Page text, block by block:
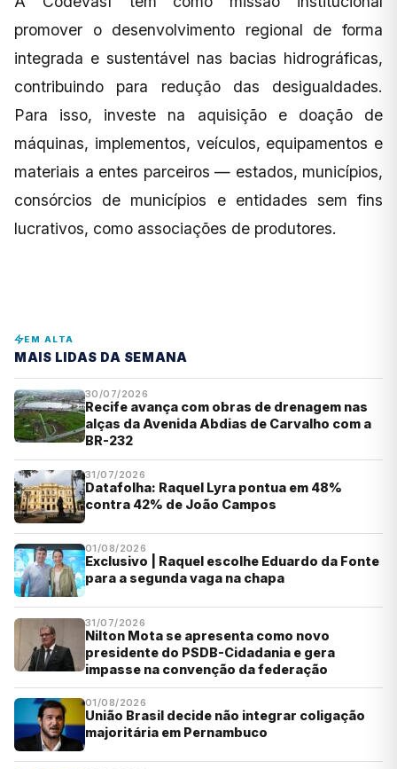
promover o desenvolvimento regional de forma
integrada e sustentável nas bacias hidrográficas,
contribuindo para redução das desigualdades.
Para isso, investe na aquisição e doação de
máquinas, implementos, veículos, equipamentos e
materiais a entes parceiros — estados, municípios,
consórcios de municípios e entidades sem fins
lucrativos, como associações de produtores.
EM ALTA
MAIS LIDAS DA SEMANA
30/07/2026
Recife avança com obras de drenagem nas
alças da Avenida Abdias de Carvalho com a
BR-232
31/07/2026
Datafolha: Raquel Lyra pontua em 48%
contra 42% de João Campos
01/08/2026
Exclusivo | Raquel escolhe Eduardo da Fonte
para a segunda vaga na chapa
31/07/2026
Nilton Mota se apresenta como novo
presidente do PSDB-Cidadania e gera
impasse na convenção da federação
01/08/2026
União Brasil decide não integrar coligação
majoritária em Pernambuco